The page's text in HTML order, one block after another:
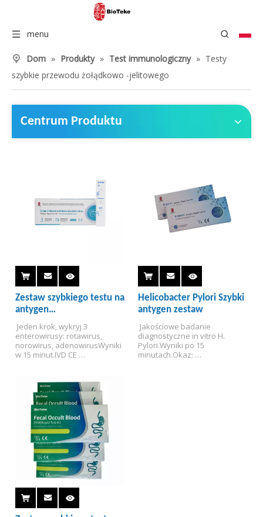
menu
Dom » Produkty » Test immunologiczny » Testy
szybkie przewodu żołądkowo -jelitowego
Centrum Produktu
Zestaw szybkiego testu na
antygen
rotawirusa/adenowirusa/norowirusa
grupy A (test
immunochromatograficzny)
Jeden krok, wykryj 3
enterowirusy: rotawirus,
norowirus, adenowirusWyniki
w 15 minut.IVD CE
miesiące.
Helicobacter Pylori Szybki
antygen zestaw
Jakościowe badanie
diagnostyczne in vitro H.
Pylori.Wyniki po 15
minutach.Okaz: